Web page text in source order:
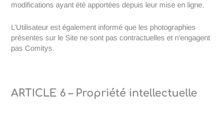
modifications ayant été apportées depuis leur mise en ligne.
L’Utilisateur est également informé que les photographies
présentes sur le Site ne sont pas contractuelles et n’engagent
pas Comitys.
ARTICLE 6 – Propriété intellectuelle